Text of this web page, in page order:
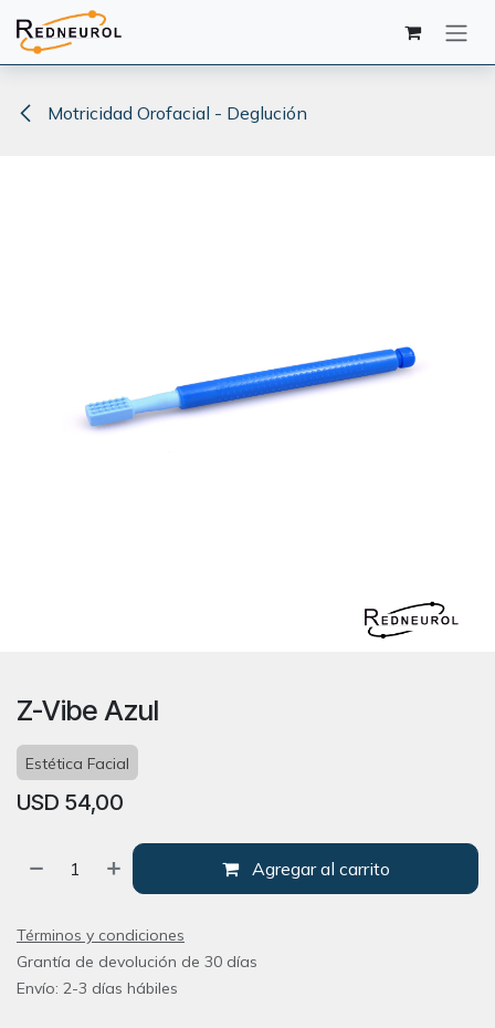
Ir al contenido
Motricidad Orofacial - Deglución
Z-Vibe Azul
Estética Facial
USD 54,00
Agregar al carrito
Términos y condiciones
Grantía de devolución de 30 días
Envío: 2-3 días hábiles